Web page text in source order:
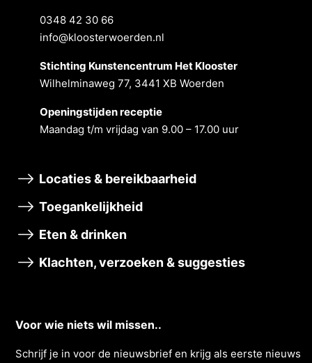
0348 42 30 66
info@kloosterwoerden.nl
Stichting Kunstencentrum Het Klooster
Wilhelminaweg 77, 3441 XB Woerden
Openingstĳden receptie
Maandag t/m vrĳdag van 9.00 – 17.00 uur
Locaties & bereikbaarheid
Toegankelijkheid
Eten & drinken
Klachten, verzoeken & suggesties
Voor wie niets wil missen..
Schrĳf je in voor de nieuwsbrief en krĳg als eerste nieuws